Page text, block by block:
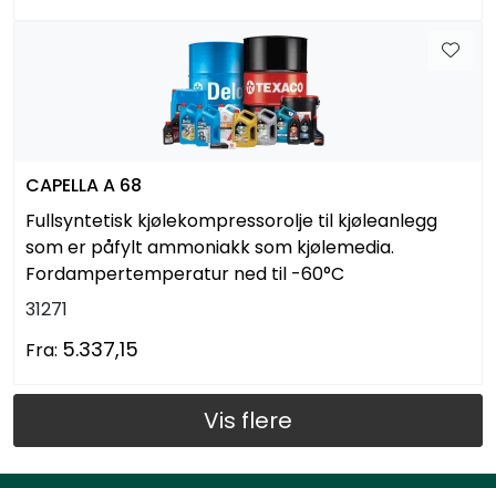
CAPELLA A 68
Fullsyntetisk kjølekompressorolje til kjøleanlegg
som er påfylt ammoniakk som kjølemedia.
Fordampertemperatur ned til -60°C
31271
Fra: 5.337,15
Vis flere